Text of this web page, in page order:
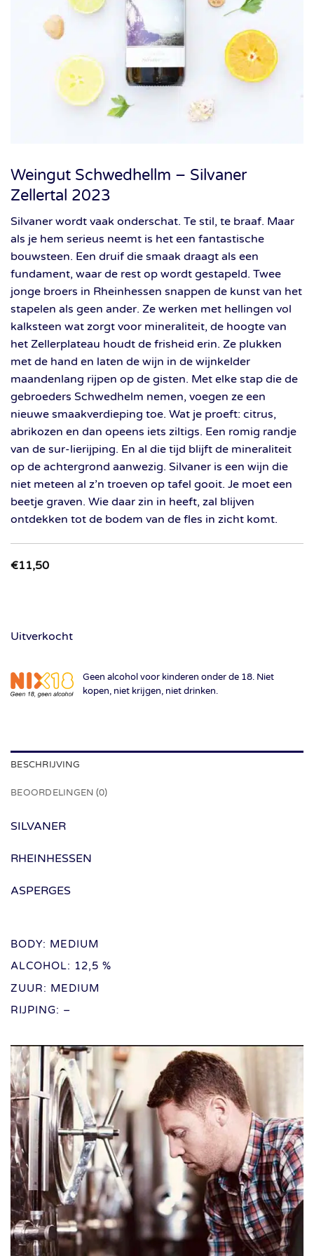
Weingut Schwedhellm – Silvaner
Zellertal 2023
Silvaner wordt vaak onderschat. Te stil, te braaf. Maar
als je hem serieus neemt is het een fantastische
bouwsteen. Een druif die smaak draagt als een
fundament, waar de rest op wordt gestapeld. Twee
jonge broers in Rheinhessen snappen de kunst van het
stapelen als geen ander. Ze werken met hellingen vol
kalksteen wat zorgt voor mineraliteit, de hoogte van
het Zellerplateau houdt de frisheid erin. Ze plukken
met de hand en laten de wijn in de wijnkelder
maandenlang rijpen op de gisten. Met elke stap die de
gebroeders Schwedhelm nemen, voegen ze een
nieuwe smaakverdieping toe. Wat je proeft: citrus,
abrikozen en dan opeens iets ziltigs. Een romig randje
van de sur-lierijping. En al die tijd blijft de mineraliteit
op de achtergrond aanwezig. Silvaner is een wijn die
niet meteen al z’n troeven op tafel gooit. Je moet een
beetje graven. Wie daar zin in heeft, zal blijven
ontdekken tot de bodem van de fles in zicht komt.
€11,50
Uitverkocht
Geen alcohol voor kinderen onder de 18. Niet
kopen, niet krijgen, niet drinken.
BESCHRIJVING
BEOORDELINGEN (0)
SILVANER
RHEINHESSEN
ASPERGES
BODY: MEDIUM
ALCOHOL: 12,5 %
ZUUR: MEDIUM
RIJPING: –